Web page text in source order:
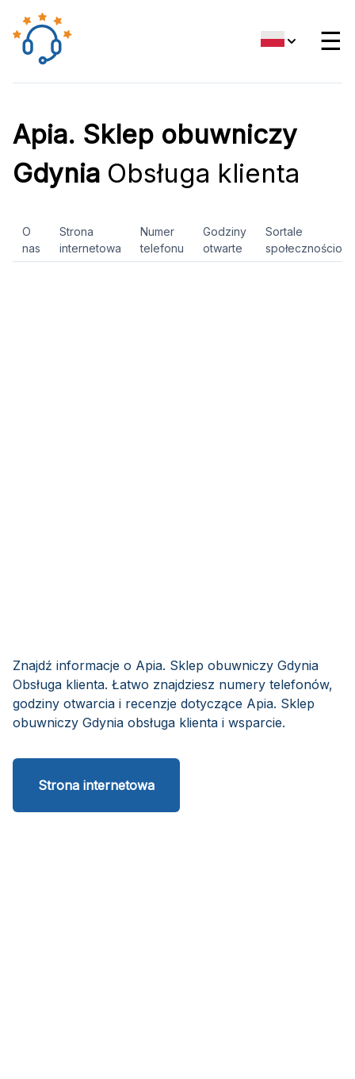
☰
Apia. Sklep obuwniczy
Gdynia Obsługa klienta
O
nas
Strona
internetowa
Numer
telefonu
Godziny
otwarte
Sortale
Znajdź informacje o Apia. Sklep obuwniczy Gdynia
Obsługa klienta. Łatwo znajdziesz numery telefonów,
godziny otwarcia i recenzje dotyczące Apia. Sklep
obuwniczy Gdynia obsługa klienta i wsparcie.
Strona internetowa